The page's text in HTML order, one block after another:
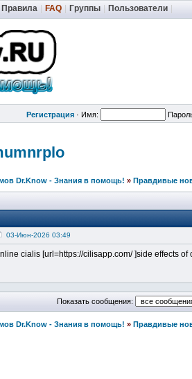
Правила FAQ Группы Пользователи
Регистрация · Имя:
Dr.Know - Знания в помощь! » Правдивые
03-Июн-2026 03:49
cialis [url=https://cilisapp.com/ ]side effects
Показать сообщения:
Dr.Know - Знания в помощь! » Правдивые